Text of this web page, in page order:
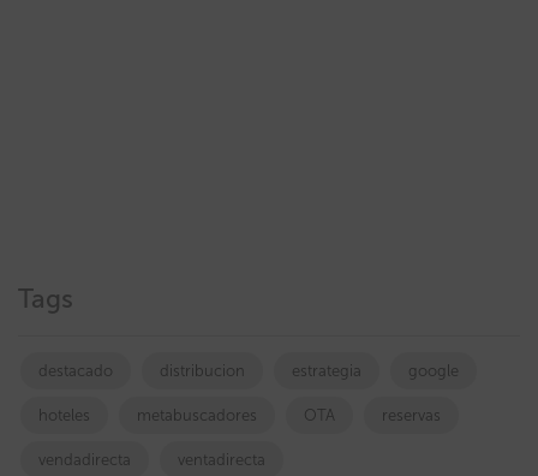
Tags
destacado distribucion estrategia google
hoteles metabuscadores OTA reservas
vendadirecta ventadirecta